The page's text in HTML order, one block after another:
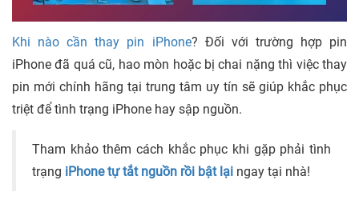
Khi nào cần thay pin iPhone? Đối với trường hợp pin
iPhone đã quá cũ, hao mòn hoặc bị chai nặng thì việc thay
pin mới chính hãng tại trung tâm uy tín sẽ giúp khắc phục
triệt để tình trạng iPhone hay sập nguồn.
Tham khảo thêm cách khắc phục khi gặp phải tình
trạng iPhone tự tắt nguồn rồi bật lại ngay tại nhà!